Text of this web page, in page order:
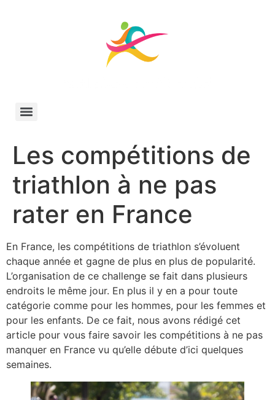
Les compétitions de
triathlon à ne pas
rater en France
En France, les compétitions de triathlon s’évoluent
chaque année et gagne de plus en plus de popularité.
L’organisation de ce challenge se fait dans plusieurs
endroits le même jour. En plus il y en a pour toute
catégorie comme pour les hommes, pour les femmes et
pour les enfants. De ce fait, nous avons rédigé cet
article pour vous faire savoir les compétitions à ne pas
manquer en France vu qu’elle débute d’ici quelques
semaines.